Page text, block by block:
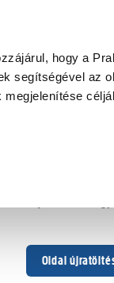
hogy a
segítségével az
Oldal